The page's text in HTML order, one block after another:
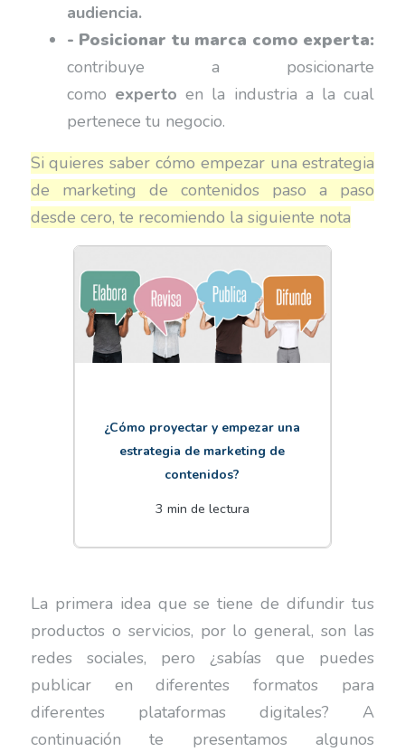
audiencia.
- Posicionar tu marca como experta:
contribuye a posicionarte
como expertoen la industria a la cual
pertenece tu negocio.
Si quieres saber cómo empezar una estrategia
de marketing de contenidos paso a paso
desde cero, te recomiendo la siguiente nota
¿Cómo proyectar y empezar una
estrategia de marketing de
contenidos?
3 min de lectura
La primera idea que se tiene de difundir tus
productos o servicios, por lo general, son las
redes sociales, pero ¿sabías que puedes
publicar en diferentes formatos para
diferentes plataformas digitales? A
continuación te presentamos algunos